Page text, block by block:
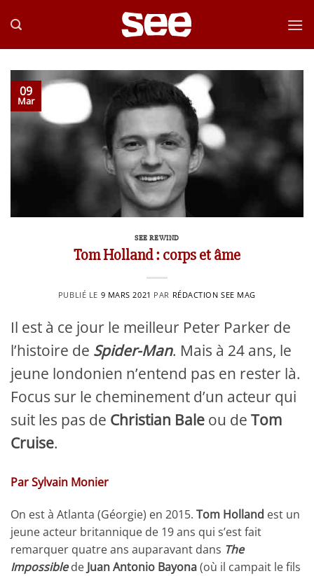
au
09
Mar
SEE REWIND
Tom Holland : corps et âme
PUBLIÉ LE 9 MARS 2021 PAR RÉDACTION SEE MAG
Il est à ce jour le meilleur Peter Parker de
l’histoire de Spider-Man. Mais à 24 ans, le
jeune londonien n’entend pas en rester là.
Focus sur le cheminement d’un acteur qui
suit les pas de Christian Bale ou de Tom
Cruise.
Par Sylvain Monier
On est à Atlanta (Géorgie) en 2015. Tom Holland est un
jeune acteur britannique de 19 ans qui s’est fait
remarquer quatre ans auparavant dans The
Impossiblede Juan Antonio Bayona(où il campait le fils